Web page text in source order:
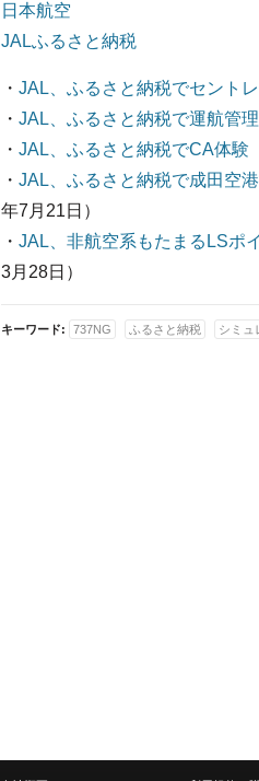
日本航空
JALふるさと納税
・ JAL、ふるさと納税でセント
・ JAL、ふるさと納税で運航管
・ JAL、ふるさと納税でCA体
・ JAL、ふるさと納税で成田空
年7月21日）
・ JAL、非航空系もたまるLSポ
3月28日）
キーワード: 737NG ふるさと納税 シミュ